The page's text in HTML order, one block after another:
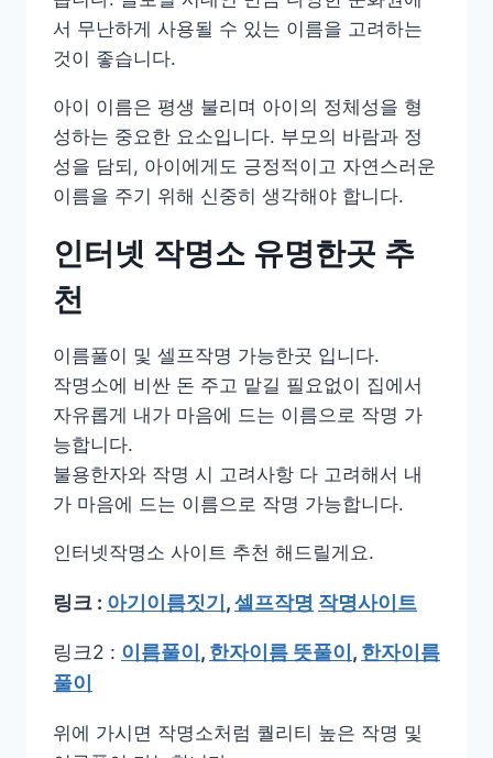
서 무난하게 사용될 수 있는 이름을 고려하는
것이 좋습니다.
아이 이름은 평생 불리며 아이의 정체성을 형
성하는 중요한 요소입니다. 부모의 바람과 정
성을 담되, 아이에게도 긍정적이고 자연스러운
이름을 주기 위해 신중히 생각해야 합니다.
인터넷 작명소 유명한곳 추
천
이름풀이 및 셀프작명 가능한곳 입니다.
작명소에 비싼 돈 주고 맡길 필요없이 집에서
자유롭게 내가 마음에 드는 이름으로 작명 가
능합니다.
불용한자와 작명 시 고려사항 다 고려해서 내
가 마음에 드는 이름으로 작명 가능합니다.
인터넷작명소 사이트 추천 해드릴게요.
링크 : 아기이름짓기,셀프작명 작명사이트
링크2 : 이름풀이 , 한자이름 뜻풀이 , 한자이름
풀이
위에 가시면 작명소처럼 퀄리티 높은 작명 및